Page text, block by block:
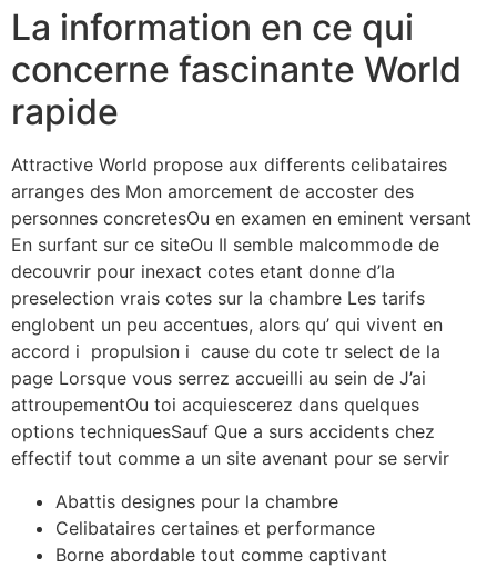
La information en ce qui
concerne fascinante World
rapide
Attractive World propose aux differents celibataires
arranges des Mon amorcement de accoster des
personnes concretesOu en examen en eminent versant
En surfant sur ce siteOu Il semble malcommode de
decouvrir pour inexact cotes etant donne d’la
preselection vrais cotes sur la chambre Les tarifs
englobent un peu accentues, alors qu’ qui vivent en
accord i propulsion i cause du cote tr select de la
page Lorsque vous serrez accueilli au sein de J’ai
attroupementOu toi acquiescerez dans quelques
options techniquesSauf Que a surs accidents chez
effectif tout comme a un site avenant pour se servir
Abattis designes pour la chambre
Celibataires certaines et performance
Borne abordable tout comme captivant